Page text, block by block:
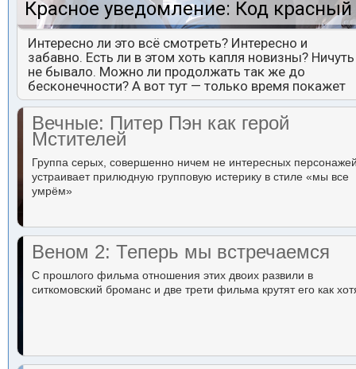
Красное уведомление: Код красный
Интересно ли это всё смотреть? Интересно и
забавно. Есть ли в этом хоть капля новизны? Ничуть
не бывало. Можно ли продолжать так же до
бесконечности? А вот тут — только время покажет
Вечные: Питер Пэн как герой
Мстителей
Группа серых, совершенно ничем не интересных
устраивает прилюдную групповую истерику в стиле «мы все
умрём»
Веном 2: Теперь мы встречаемся
С прошлого фильма отношения этих двоих развили в
ситкомовский броманс и две трети фильма крутят его как